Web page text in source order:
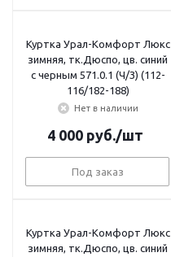
Куртка Урал-Комфорт Люкс
зимняя, тк.Дюспо, цв. синий
с черным 571.0.1 (Ч/З) (112-
116/182-188)
Нет в наличии
4 000руб./шт
Под заказ
Куртка Урал-Комфорт Люкс
зимняя, тк.Дюспо, цв. синий